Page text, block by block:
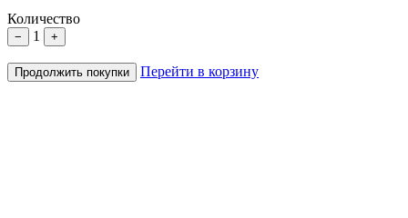
Количество
− 1 +
Продолжить покупки Перейти в корзину